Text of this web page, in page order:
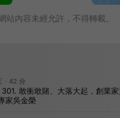
站內容未經允許，不得轉載。